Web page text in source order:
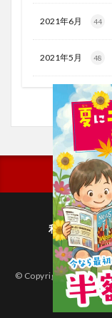
2021年6月 44
2021年5月 48
利用規約
個
© Copyright 2026子ど